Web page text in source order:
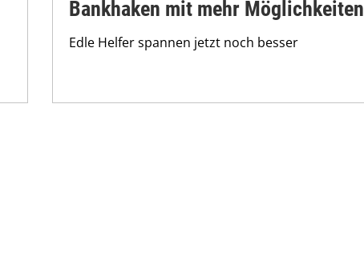
Bankhaken mit mehr Möglichkeiten
Edle Helfer spannen jetzt noch besser